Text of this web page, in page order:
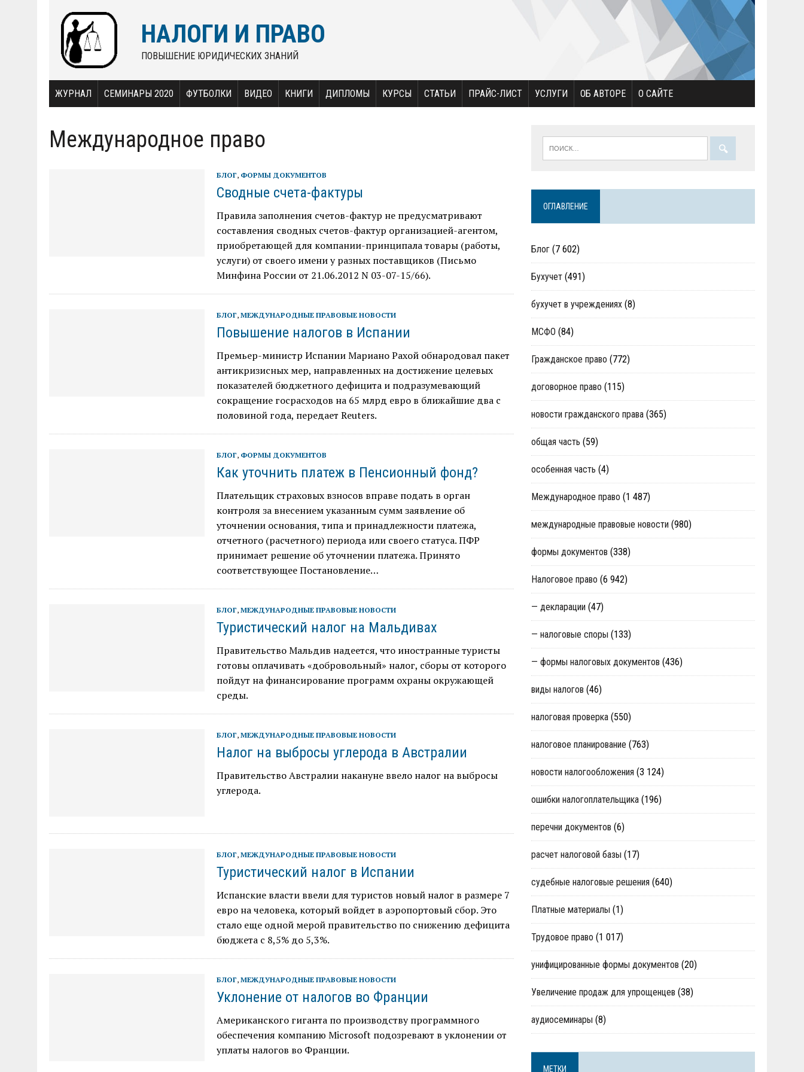
НАЛОГИ И ПРАВО
ПОВЫШЕНИЕ ЮРИДИЧЕСКИХ ЗНАНИЙ
ЖУРНАЛ СЕМИНАРЫ 2020 ФУТБОЛКИ ВИДЕО КНИГИ ДИПЛОМЫ КУРСЫ СТАТЬИ ПРАЙС-ЛИСТ УСЛУГИ ОБ АВТОРЕ О САЙТЕ
Международное право
БЛОГ, ФОРМЫ ДОКУМЕНТОВ
Сводные счета-фактуры
Правила заполнения счетов-фактур не предусматривают
составления сводных счетов-фактур организацией-агентом,
приобретающей для компании-принципала товары (работы,
услуги) от своего имени у разных поставщиков (Письмо
Минфина России от 21.06.2012 N 03-07-15/66).
БЛОГ, МЕЖДУНАРОДНЫЕ ПРАВОВЫЕ НОВОСТИ
Повышение налогов в Испании
Премьер-министр Испании Мариано Рахой обнародовал пакет
антикризисных мер, направленных на достижение целевых
показателей бюджетного дефицита и подразумевающий
сокращение госрасходов на 65 млрд евро в ближайшие два с
половиной года, передает Reuters.
БЛОГ, ФОРМЫ ДОКУМЕНТОВ
Как уточнить платеж в Пенсионный фонд?
Плательщик страховых взносов вправе подать в орган
контроля за внесением указанным сумм заявление об
уточнении основания, типа и принадлежности платежа,
отчетного (расчетного) периода или своего статуса. ПФР
принимает решение об уточнении платежа. Принято
соответствующее Постановление…
БЛОГ, МЕЖДУНАРОДНЫЕ ПРАВОВЫЕ НОВОСТИ
Туристический налог на Мальдивах
Правительство Мальдив надеется, что иностранные туристы
готовы оплачивать «добровольный» налог, сборы от которого
пойдут на финансирование программ охраны окружающей
среды.
БЛОГ, МЕЖДУНАРОДНЫЕ ПРАВОВЫЕ НОВОСТИ
Налог на выбросы углерода в Австралии
Правительство Австралии накануне ввело налог на выбросы
углерода.
БЛОГ, МЕЖДУНАРОДНЫЕ ПРАВОВЫЕ НОВОСТИ
Туристический налог в Испании
Испанские власти ввели для туристов новый налог в размере 7
евро на человека, который войдет в аэропортовый сбор. Это
стало еще одной мерой правительство по снижению дефицита
бюджета с 8,5% до 5,3%.
БЛОГ, МЕЖДУНАРОДНЫЕ ПРАВОВЫЕ НОВОСТИ
Уклонение от налогов во Франции
Американского гиганта по производству программного
обеспечения компанию Microsoft подозревают в уклонении от
уплаты налогов во Франции.
ОГЛАВЛЕНИЕ
Блог (7 602)
Бухучет (491)
бухучет в учреждениях (8)
МСФО (84)
Гражданское право (772)
договорное право (115)
новости гражданского права (365)
общая часть (59)
особенная часть (4)
Международное право (1 487)
международные правовые новости (980)
формы документов (338)
Налоговое право (6 942)
— декларации (47)
— налоговые споры (133)
— формы налоговых документов (436)
виды налогов (46)
налоговая проверка (550)
налоговое планирование (763)
новости налогообложения (3 124)
ошибки налогоплательщика (196)
перечни документов (6)
расчет налоговой базы (17)
судебные налоговые решения (640)
Платные материалы (1)
Трудовое право (1 017)
унифицированные формы документов (20)
Увеличение продаж для упрощенцев (38)
аудиосеминары (8)
МЕТКИ